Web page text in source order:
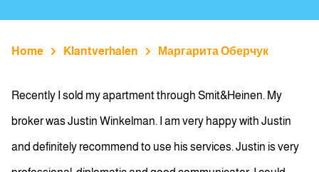
Home Klantverhalen Маргарита Оберчук
Recently I sold my apartment through Smit&Heinen. My
broker was Justin Winkelman. I am very happy with Justin
and definitely recommend to use his services. Justin is very